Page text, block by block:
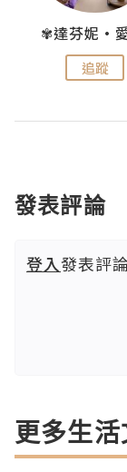
追蹤
發表評論
登入發表評論
更多生